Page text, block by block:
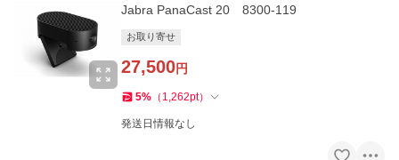
Jabra PanaCast 20 8300-119
お取り寄せ
27,500円
5% （ 1,262pt）
発送日情報なし